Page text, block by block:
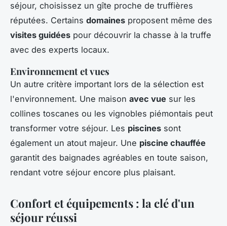
séjour, choisissez un gîte proche de truffières
réputées. Certains domaines proposent même des
visites guidées pour découvrir la chasse à la truffe
avec des experts locaux.
Environnement et vues
Un autre critère important lors de la sélection est
l'environnement. Une maison avec vue sur les
collines toscanes ou les vignobles piémontais peut
transformer votre séjour. Les piscines sont
également un atout majeur. Une piscine chauffée
garantit des baignades agréables en toute saison,
rendant votre séjour encore plus plaisant.
Confort et équipements : la clé d'un
séjour réussi